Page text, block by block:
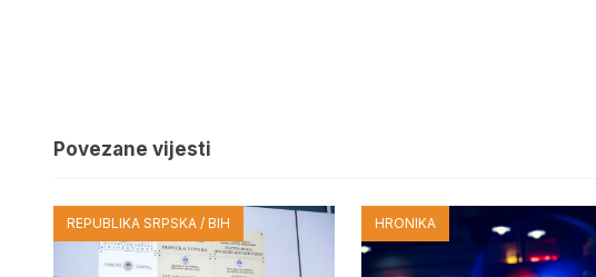
Povezane vijesti
REPUBLIKA SRPSKA / BIH HRONIKA